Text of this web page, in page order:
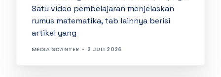
Satu video pembelajaran menjelaskan
rumus matematika, tab lainnya berisi
artikel yang
MEDIA SCANTER 2 JULI 2026